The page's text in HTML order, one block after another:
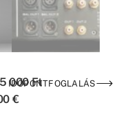
IDŐPONTFOGLALÁS
000Ft
€